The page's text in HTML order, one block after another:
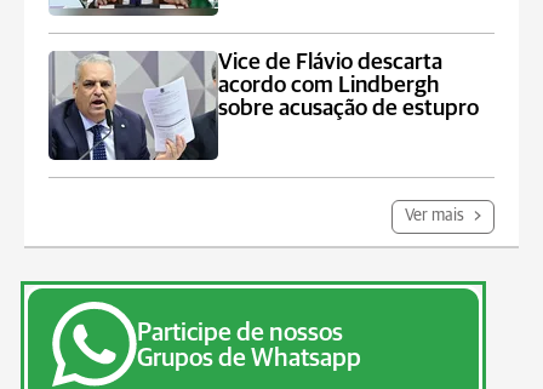
Vice de Flávio descarta
acordo com Lindbergh
sobre acusação de estupro
Ver mais
Participe de nossos
Grupos de Whatsapp